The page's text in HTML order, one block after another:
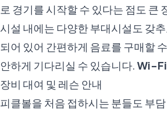
로 경기를 시작할 수 있다는 점도 큰
시설 내에는 다양한 부대시설도 갖
되어 있어 간편하게 음료를 구매할
안하게 기다리실 수 있습니다.Wi-Fi
장비 대여 및 레슨 안내
피클볼을 처음 접하시는 분들도 부